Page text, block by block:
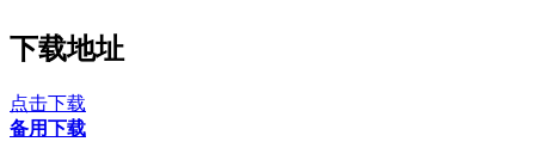
下载地址
点击下载
备用下载